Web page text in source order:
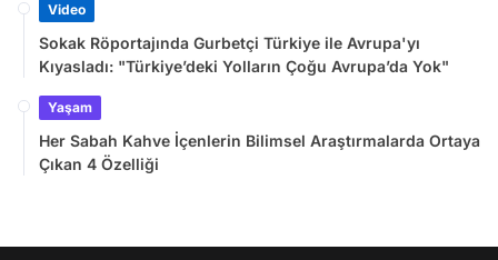
Video
Sokak Röportajında Gurbetçi Türkiye ile Avrupa'yı
Kıyasladı: "Türkiye’deki Yolların Çoğu Avrupa’da Yok"
Yaşam
Her Sabah Kahve İçenlerin Bilimsel Araştırmalarda Ortaya
Çıkan 4 Özelliği